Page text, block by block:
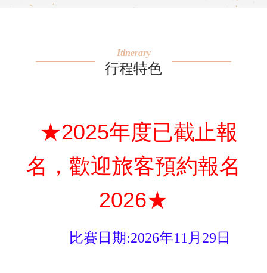
Itinerary
行程特色
★2025年度已截止報
名，歡迎旅客預約報名
2026★
比賽日期:2026年11月29日